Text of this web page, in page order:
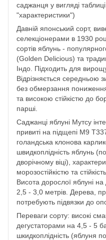
саджанця у вигляді
"характеристики")
Давній японський сорт,
селекціонерами в 1930
сортів яблунь -
(Golden Delicious) та
Індо. Підходить для
Відрізняється середньою
без обмерзання
та високою стійкістю до
парші.
Саджанці яблуні Мутсу
привиті на підщепі М9
голандська клонова
швидкоплідність яблунь
дворічному віці),
морозостійкістю та
Висота дорослої яблуні
2,5 - 3,0 метрів. Дерева,
потребують підвязки до
Переваги сорту: високі
дегустаторами на 4,5 - 5
шкидкоплідність (яблуня